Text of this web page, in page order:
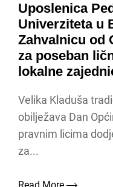
Uposlenica
Univerziteta u
Zahvalnicu od
za poseban
lokalne
Velika Kladuša
obilježava Dan
pravnim licima
za...